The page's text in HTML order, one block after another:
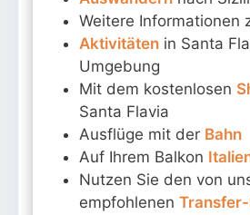
Weitere Informationen
Aktivitäten in Santa
Umgebung
Mit dem kostenlosen
Santa Flavia
Ausflüge mit der Bahn
Auf Ihrem Balkon
Nutzen Sie den von
empfohlenen